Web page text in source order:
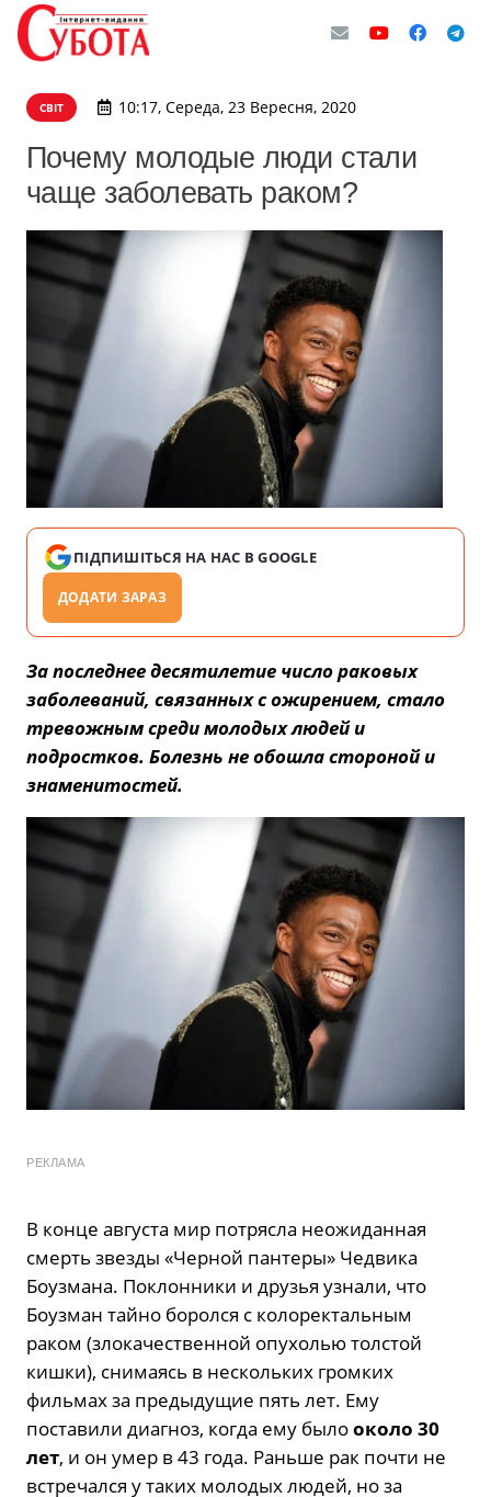
СВІТ 10:17, Середа, 23 Вересня, 2020
Почему молодые люди стали
чаще заболевать раком?
ПІДПИШІТЬСЯ НА НАС В GOOGLE
ДОДАТИ ЗАРАЗ
За последнее десятилетие число раковых
заболеваний, связанных с ожирением, стало
тревожным среди молодых людей и
подростков. Болезнь не обошла стороной и
знаменитостей.
РЕКЛАМА
В конце августа мир потрясла неожиданная
смерть звезды «Черной пантеры» Чедвика
Боузмана. Поклонники и друзья узнали, что
Боузман тайно боролся с колоректальным
раком (злокачественной опухолью толстой
кишки), снимаясь в нескольких громких
фильмах за предыдущие пять лет. Ему
поставили диагноз, когда ему былооколо 30
лет, и он умер в 43 года. Раньше рак почти не
встречался у таких молодых людей, но за